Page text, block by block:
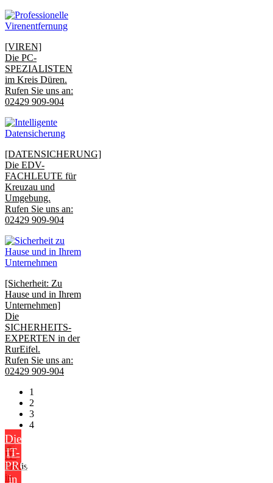
[VIREN]
Die PC-
SPEZIALISTEN
im Kreis Düren.
Rufen Sie uns an:
02429 909-904
[DATENSICHERUNG]
Die EDV-
FACHLEUTE für
Kreuzau und
Umgebung.
Rufen Sie uns an:
02429 909-904
[Sicherheit: Zu
Hause und in Ihrem
Unternehmen]
Die
SICHERHEITS-
EXPERTEN in der
RurEifel.
Rufen Sie uns an:
02429 909-904
1
2
3
4
Die
IT-
PROFIS
in